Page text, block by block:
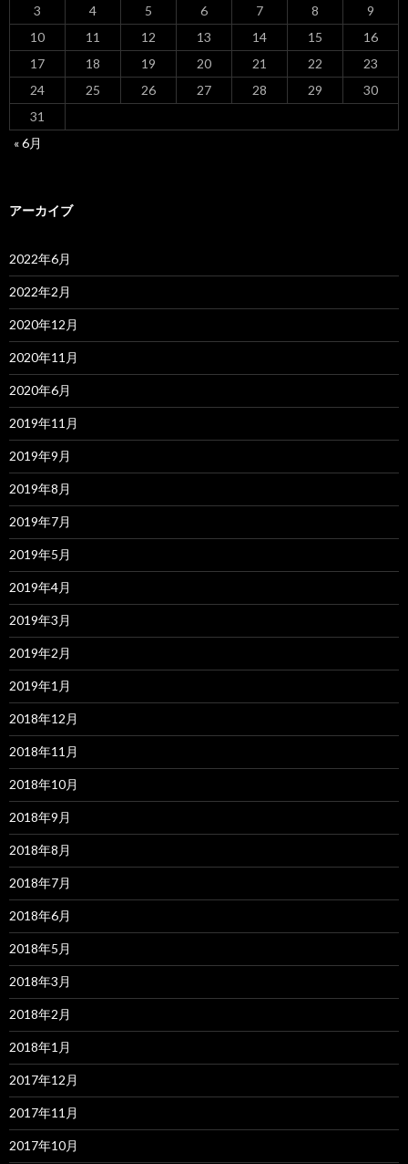
3
4 5 6 7 8
9
10
11 12 13 14 15
16
17
18 19 20 21 22
23
24
25 26 27 28 29
30
31
« 6月
アーカイブ
2022年6月
2022年2月
2020年12月
2020年11月
2020年6月
2019年11月
2019年9月
2019年8月
2019年7月
2019年5月
2019年4月
2019年3月
2019年2月
2019年1月
2018年12月
2018年11月
2018年10月
2018年9月
2018年8月
2018年7月
2018年6月
2018年5月
2018年3月
2018年2月
2018年1月
2017年12月
2017年11月
2017年10月